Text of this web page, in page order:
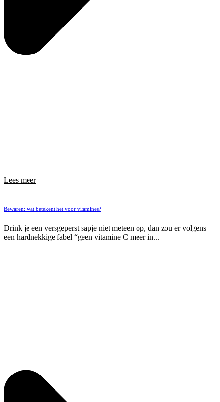
Lees meer
Bewaren: wat betekent het voor vitamines?
Drink je een versgeperst sapje niet meteen op, dan zou er volgens
een hardnekkige fabel “geen vitamine C meer in...